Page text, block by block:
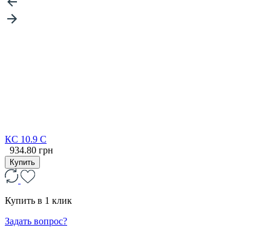
КС 10.9 С
934.80 грн
Купить
Купить в 1 клик
Задать вопрос?